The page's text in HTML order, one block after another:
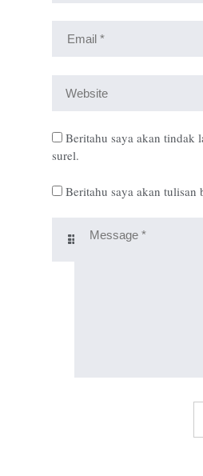
Beritahu saya akan tindak
surel.
Beritahu saya akan tulisan